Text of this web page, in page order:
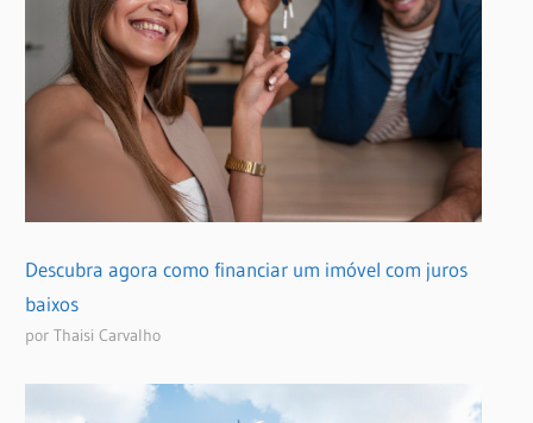
Descubra agora como financiar um imóvel com juros
baixos
por Thaisi Carvalho